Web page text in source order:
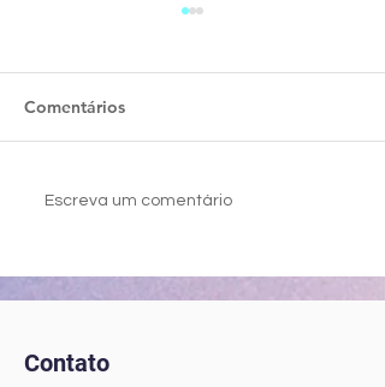
Você sabe a diferença
Comentários
Escreva um comentário
Contato